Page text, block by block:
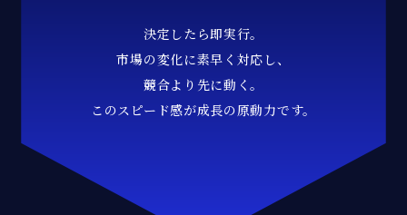
決定したら即実行。
市場の変化に素早く対応し、
競合より先に動く。
このスピード感が成長の原動力です。